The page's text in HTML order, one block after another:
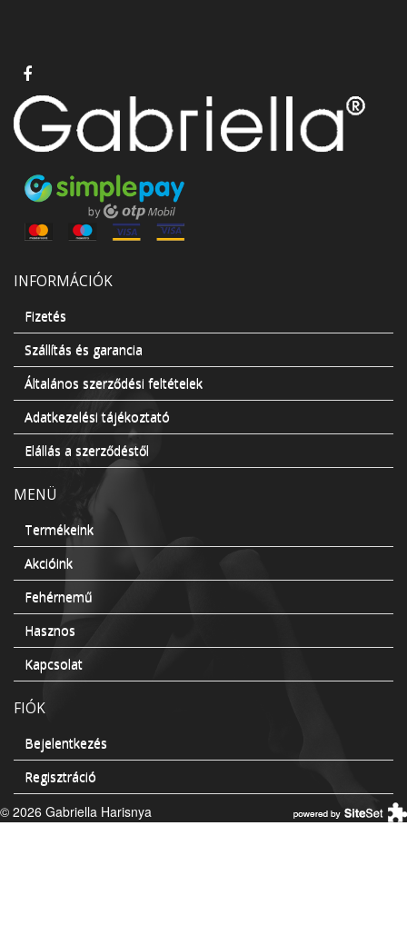
INFORMÁCIÓK
Fizetés
Szállítás és garancia
Általános szerződési feltételek
Adatkezelési tájékoztató
Elállás a szerződéstől
MENÜ
Termékeink
Akcióink
Fehérnemű
Hasznos
Kapcsolat
FIÓK
Bejelentkezés
Regisztráció
© 2026 Gabriella Harisnya